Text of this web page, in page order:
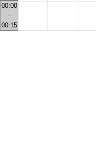
00:00
-
00:15